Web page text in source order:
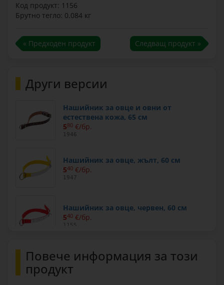
Код продукт: 1156
Брутно тегло: 0.084 кг
« Предходен продукт Следващ продукт »
Други версии
Нашийник за овце и овни от
естествена кожа, 65 см
580 €/бр.
1946
Нашийник за овце, жълт, 60 см
540 €/бр.
1947
Нашийник за овце, червен, 60 см
540 €/бр.
1155
Нашийник за овце, зелен, 60 см
1157
Повече информация за този
продукт